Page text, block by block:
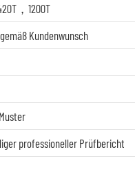
，1200T
Kundenwunsch
professioneller Prüfbericht